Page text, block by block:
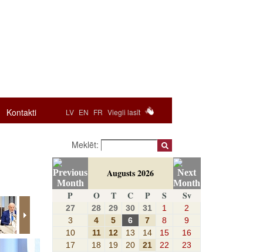
LV EN FR Viegli lasīt
Kontakti
Meklēt:
Augusts 2026
P
O T C P S Sv
27 28 29 30 31 1
2
3
4 5 6 7 8
9
10
11 12 13 14 15
16
17
18 19 20 21 22
23